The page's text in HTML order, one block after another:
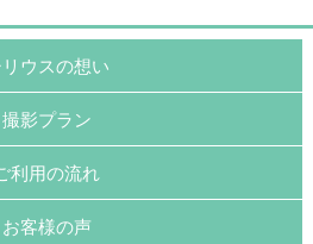
リウスの想い
撮影プラン
利用の流れ
お客様の声